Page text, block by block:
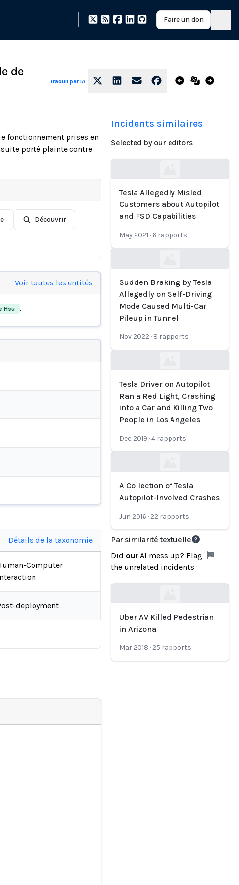
Faire un don
de
Traduit par IA
fonctionnement prises en
porté plainte contre
Découvrir
Voir toutes les entités
Hsu .
Détails de la taxonomie
Computer
deployment
Incidents similaires
Selected by our editors
Tesla Allegedly Misled
Customers about Autopilot
and FSD Capabilities
May 2021 · 6 rapports
Sudden Braking by Tesla
Allegedly on Self-Driving
Mode Caused Multi-Car
Pileup in Tunnel
Nov 2022 · 8 rapports
Tesla Driver on Autopilot
Ran a Red Light, Crashing
into a Car and Killing Two
People in Los Angeles
Dec 2019 ·4 rapports
A Collection of Tesla
Autopilot-Involved Crashes
Jun 2016 · 22 rapports
Par similarité textuelle
Did our AI mess up? Flag
the unrelated incidents
Uber AV Killed Pedestrian
in Arizona
Mar 2018 · 25 rapports